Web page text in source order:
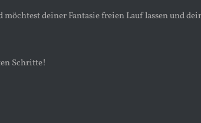
deiner Fantasie freien Lauf lassen und
Schritte!